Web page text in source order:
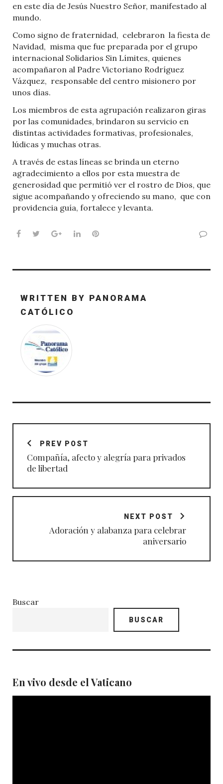
en este día de Jesús Nuestro Señor, manifestado al
mundo.
Como signo de fraternidad, celebraron la fiesta de
Navidad, misma que fue preparada por el grupo
internacional Solidarios Sin Límites, quienes
acompañaron al Padre Victoriano Rodríguez
Vázquez, responsable del centro misionero por
unos días.
Los miembros de esta agrupación realizaron giras
por las comunidades, brindaron su servicio en
distintas actividades formativas, profesionales,
lúdicas y muchas otras.
A través de estas líneas se brinda un eterno
agradecimiento a ellos por esta muestra de
generosidad que permitió ver el rostro de Dios, que
sigue acompañando y ofreciendo su mano, que con
providencia guía, fortalece y levanta.
Facebook
TwitterGoogle+LinkedInPinterest
WRITTEN BY PANORAMA
CATÓLICO
Navegación
entradasPREV POST
Compañía, afecto y alegría para privados
de libertad
NEXT POST
Adoración y alabanza para celebrar
aniversario
Buscar
BUSCAR
En vivo desde el Vaticano